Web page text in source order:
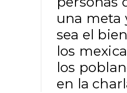
una meta
sea el
los
los
en la